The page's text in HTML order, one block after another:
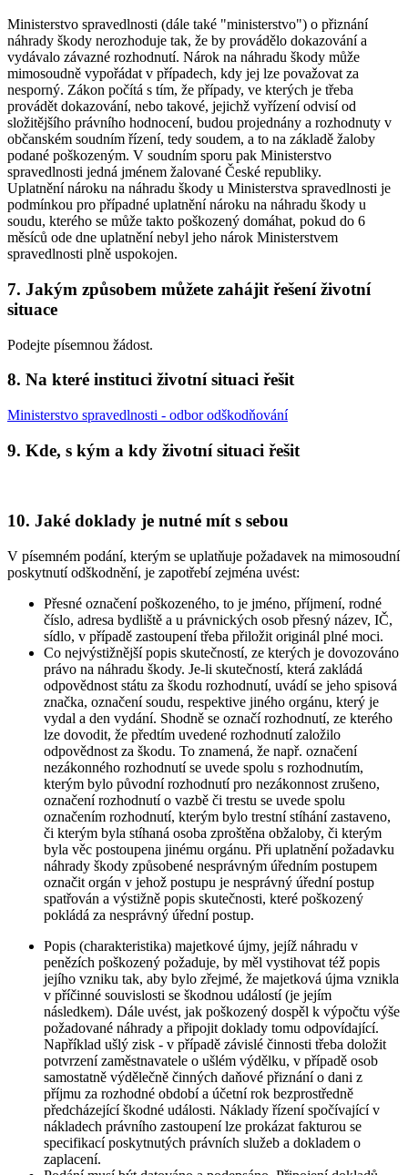
Ministerstvo spravedlnosti (dále také "ministerstvo") o přiznání
náhrady škody nerozhoduje tak, že by provádělo dokazování a
vydávalo závazné rozhodnutí. Nárok na náhradu škody může
mimosoudně vypořádat v případech, kdy jej lze považovat za
nesporný. Zákon počítá s tím, že případy, ve kterých je třeba
provádět dokazování, nebo takové, jejichž vyřízení odvisí od
složitějšího právního hodnocení, budou projednány a rozhodnuty v
občanském soudním řízení, tedy soudem, a to na základě žaloby
podané poškozeným. V soudním sporu pak Ministerstvo
spravedlnosti jedná jménem žalované České republiky.
Uplatnění nároku na náhradu škody u Ministerstva spravedlnosti je
podmínkou pro případné uplatnění nároku na náhradu škody u
soudu, kterého se může takto poškozený domáhat, pokud do 6
měsíců ode dne uplatnění nebyl jeho nárok Ministerstvem
spravedlnosti plně uspokojen.
7. Jakým způsobem můžete zahájit řešení životní
situace
Podejte písemnou žádost.
8. Na které instituci životní situaci řešit
Ministerstvo spravedlnosti - odbor odškodňování
9. Kde, s kým a kdy životní situaci řešit
10. Jaké doklady je nutné mít s sebou
V písemném podání, kterým se uplatňuje požadavek na mimosoudní
poskytnutí odškodnění, je zapotřebí zejména uvést:
Přesné označení poškozeného, to je jméno, příjmení, rodné
číslo, adresa bydliště a u právnických osob přesný název, IČ,
sídlo, v případě zastoupení třeba přiložit originál plné moci.
Co nejvýstižnější popis skutečností, ze kterých je dovozováno
právo na náhradu škody. Je-li skutečností, která zakládá
odpovědnost státu za škodu rozhodnutí, uvádí se jeho spisová
značka, označení soudu, respektive jiného orgánu, který je
vydal a den vydání. Shodně se označí rozhodnutí, ze kterého
lze dovodit, že předtím uvedené rozhodnutí založilo
odpovědnost za škodu. To znamená, že např. označení
nezákonného rozhodnutí se uvede spolu s rozhodnutím,
kterým bylo původní rozhodnutí pro nezákonnost zrušeno,
označení rozhodnutí o vazbě či trestu se uvede spolu
označením rozhodnutí, kterým bylo trestní stíhání zastaveno,
či kterým byla stíhaná osoba zproštěna obžaloby, či kterým
byla věc postoupena jinému orgánu. Při uplatnění požadavku
náhrady škody způsobené nesprávným úředním postupem
označit orgán v jehož postupu je nesprávný úřední postup
spatřován a výstižně popis skutečnosti, které poškozený
pokládá za nesprávný úřední postup.
Popis (charakteristika) majetkové újmy, jejíž náhradu v
penězích poškozený požaduje, by měl vystihovat též popis
jejího vzniku tak, aby bylo zřejmé, že majetková újma vznikla
v příčinné souvislosti se škodnou událostí (je jejím
následkem). Dále uvést, jak poškozený dospěl k výpočtu výše
požadované náhrady a připojit doklady tomu odpovídající.
Například ušlý zisk - v případě závislé činnosti třeba doložit
potvrzení zaměstnavatele o ušlém výdělku, v případě osob
samostatně výdělečně činných daňové přiznání o dani z
příjmu za rozhodné období a účetní rok bezprostředně
předcházející škodné události. Náklady řízení spočívající v
nákladech právního zastoupení lze prokázat fakturou se
specifikací poskytnutých právních služeb a dokladem o
zaplacení.